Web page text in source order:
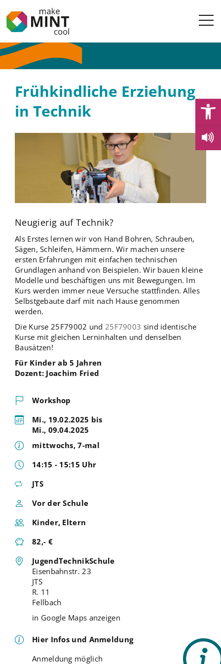
Frühkindliche Erziehung
in Technik
Neugierig auf Technik?
Als Erstes lernen wir von Hand Bohren, Schrauben,
Sägen, Schleifen, Hämmern. Wir machen unsere
ersten Erfahrungen mit einfachen technischen
Grundlagen anhand von Beispielen. Wir bauen kleine
Modelle und beschäftigen uns mit Bewegungen. Im
Kurs werden immer neue Versuche stattfinden. Alles
Selbstgebaute darf mit nach Hause genommen
werden.
Die Kurse 25F79002 und 25F79003 sind identische
Kurse mit gleichen Lerninhalten und denselben
Bausätzen!
Für Kinder ab 5 Jahren
Dozent: Joachim Fried
Workshop
Mi., 19.02.2025 bis
Mi., 09.04.2025
mittwochs, 7-mal
14:15 - 15:15 Uhr
JTS
Vor der Schule
Kinder, Eltern
82,- €
JugendTechnikSchule
Eisenbahnstr. 23
JTS
R. 11
Fellbach
in Google Maps anzeigen
Hier Infos und Anmeldung
Anmeldung möglich